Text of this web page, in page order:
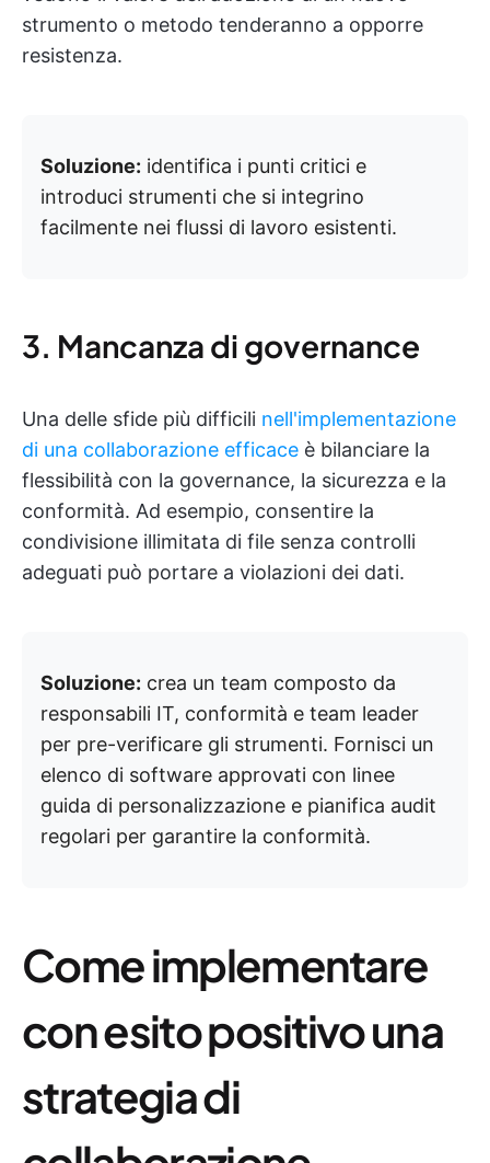
strumento o metodo tenderanno a opporre
resistenza.
Soluzione: identifica i punti critici e
introduci strumenti che si integrino
facilmente nei flussi di lavoro esistenti.
3. Mancanza di governance
Una delle sfide più difficili nell'implementazione
di una collaborazione efficace è bilanciare la
flessibilità con la governance, la sicurezza e la
conformità. Ad esempio, consentire la
condivisione illimitata di file senza controlli
adeguati può portare a violazioni dei dati.
Soluzione: crea un team composto da
responsabili IT, conformità e team leader
per pre-verificare gli strumenti. Fornisci un
elenco di software approvati con linee
guida di personalizzazione e pianifica audit
regolari per garantire la conformità.
Come implementare
con esito positivo una
strategia di